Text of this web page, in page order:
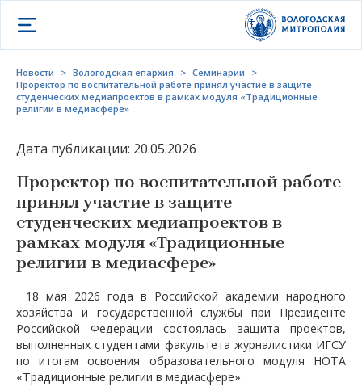
Открыть меню
Новости > Вологодская епархия > Семинарии
>
Проректор по воспитательной работе принял участие в защите
студенческих медиапроектов в рамках модуля «Традиционные
религии в медиасфере»
Дата публикации: 20.05.2026
Проректор по воспитательной работе
принял участие в защите
студенческих медиапроектов в
рамках модуля «Традиционные
религии в медиасфере»
18 мая 2026 года в Российской академии народного
хозяйства и государственной службы при Президенте
Российской Федерации состоялась защита проектов,
выполненных студентами факультета журналистики ИГСУ
по итогам освоения образовательного модуля НОТА
«Традиционные религии в медиасфере».